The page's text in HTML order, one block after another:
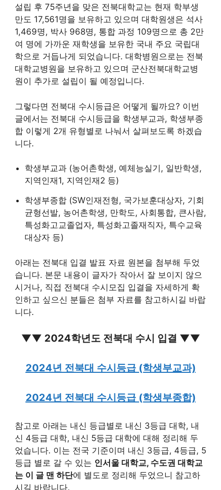
설립 후 75주년을 맞은 전북대학교는 현재 학부생
만도 17,561명을 보유하고 있으며 대학원생은 석사
1,469명, 박사 968명, 통합 과정 109명으로 총 2만
여 명에 가까운 재학생을 보유한 국내 주요 국립대
학으로 거듭나게 되었습니다. 대학병원으로는 전북
대학교병원을 보유하고 있으며 군산전북대학교병
원이 추가로 설립이 될 예정입니다.
그렇다면 전북대 수시등급은 어떻게 될까요? 이번
글에서는 전북대 수시등급을 학생부교과, 학생부종
합 이렇게 2개 유형별로 나눠서 살펴보도록 하겠습
니다.
학생부교과 (농어촌학생, 예체능실기, 일반학생,
지역인재1, 지역인재2 등)
학생부종합 (SW인재전형, 국가보훈대상자, 기회
균형선발, 농어촌학생, 만학도, 사회통합, 큰사람,
특성화고교졸업자, 특성화고졸재직자, 특수교육
대상자 등)
아래는 전북대 입결 발표 자료 원본을 첨부해 두었
습니다. 본문 내용이 글자가 작아서 잘 보이지 않으
시거나, 직접 전북대 수시모집 입결을 자세하게 확
인하고 싶으신 분들은 첨부 자료를 참고하시길 바랍
니다.
▼▼ 2024학년도 전북대 수시 입결 ▼▼
2024년 전북대 수시등급 (학생부교과)
2024년 전북대 수시등급 (학생부종합)
참고로 아래는 내신 등급별로 내신 3등급 대학, 내
신 4등급 대학, 내신 5등급 대학에 대해 정리해 두
었습니다. 이는 전국 기준이며 내신 3등급, 4등급, 5
등급 별로 갈 수 있는 인서울 대학교, 수도권 대학교
는 이 글 맨 하단에 별도로 정리해 두었으니 참고하
시길 바랍니다.